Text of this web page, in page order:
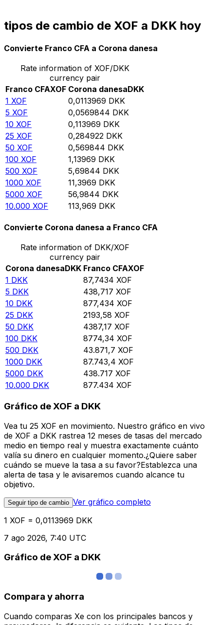
tipos de cambio de XOF a DKK hoy
Convierte Franco CFA a Corona danesa
Rate information of XOF/DKK
currency pair
Franco CFAXOF Corona danesaDKK
1 XOF 0,0113969 DKK
5 XOF 0,0569844 DKK
10 XOF 0,113969 DKK
25 XOF 0,284922 DKK
50 XOF 0,569844 DKK
100 XOF 1,13969 DKK
500 XOF 5,69844 DKK
1000 XOF 11,3969 DKK
5000 XOF 56,9844 DKK
10.000 XOF 113,969 DKK
Convierte Corona danesa a Franco CFA
Rate information of DKK/XOF
currency pair
Corona danesaDKK Franco CFAXOF
1 DKK 87,7434 XOF
5 DKK 438,717 XOF
10 DKK 877,434 XOF
25 DKK 2193,58 XOF
50 DKK 4387,17 XOF
100 DKK 8774,34 XOF
500 DKK 43.871,7 XOF
1000 DKK 87.743,4 XOF
5000 DKK 438.717 XOF
10.000 DKK 877.434 XOF
Gráfico de XOF a DKK
Vea tu 25 XOF en movimiento. Nuestro gráfico en vivo
de XOF a DKK rastrea 12 meses de tasas del mercado
medio en tiempo real y muestra exactamente cuánto
valía su dinero en cualquier momento.¿Quiere saber
cuándo se mueve la tasa a su favor?Establezca una
alerta de tasa y le avisaremos cuando alcance tu
objetivo.
Seguir tipo de cambio Ver gráfico completo
1 XOF = 0,0113969 DKK
7 ago 2026, 7:40 UTC
Gráfico de XOF a DKK
Compara y ahorra
Cuando comparas Xe con los principales bancos y